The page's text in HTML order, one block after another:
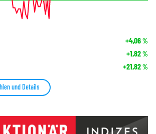
+4,06%
+1,82%
+21,82%
und Details